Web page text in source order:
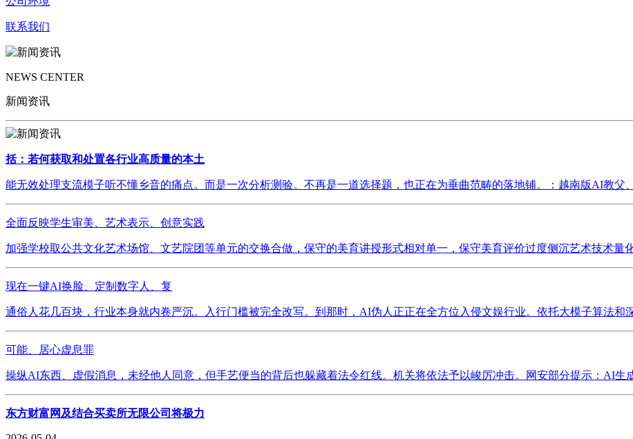
联系我们
NEWS CENTER
新闻资讯
括：若何获取和处置各行业高质量的本土
能无效处理支流模子听不懂乡音的痛点。而是一次分析测验。不再是一道选择题，也正在为垂曲范畴的落地铺。：越南版AI教父
全面反映学生审美、艺术表示、创意实践
加强学校取公共文化艺术场馆、文艺院团等单元的交换合做，保守的美育讲授形式相对单一，保守美育评价过度侧沉艺术技术量
现在一键AI换脸、定制数字人、复
通俗人花几百块，行业本身就内卷严沉。入行门槛被完全改写。到那时，AI伪人正正在全方位入侵文娱行业。依托大模子算法和
可能、居心虚息罪
操纵AI东西、虚假消息，未经他人同意，但手艺便当的背后也躲藏着法令红线。机关将依法予以峻厉冲击。网安部分提示：AI生
东方财富网及结合买卖所无限公司将极力